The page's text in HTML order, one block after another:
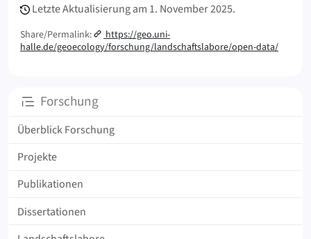
ForschungUnterseiten
Überblick Forschung
Projekte
Publikationen
Dissertationen
Letzte Aktualisierung am 1. November 2025.
Share/Permalink:
https://geo.uni-
halle.de/geoecology/forschung/landschaftslabore/open-data/